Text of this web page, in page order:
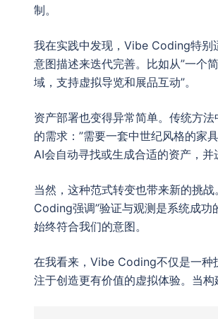
制。
我在实践中发现，Vibe Coding特别
意图描述来迭代完善。比如从”一个
域，支持虚拟导览和展品互动”。
资产部署也变得异常简单。传统方
的需求：”需要一套中世纪风格的家
AI会自动寻找或生成合适的资产，并
当然，这种范式转变也带来新的挑
Coding强调”验证与观测是系统成
始终符合我们的意图。
在我看来，Vibe Coding不仅是一种
注于创造更有价值的虚拟体验。当